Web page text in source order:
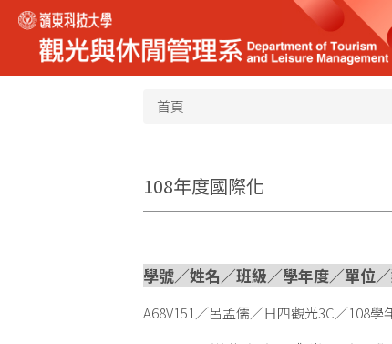
跳
到
要
首頁
108年度國際化
學號／姓名／班級／學年度／單位
A68V151／呂孟儒／日四觀光3C／108